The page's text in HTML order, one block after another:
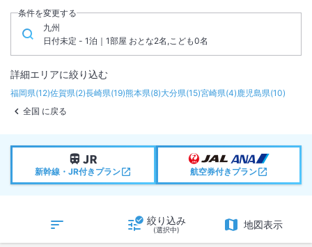
条件を変更する
九州
日付未定 - 1泊｜1部屋 おとな2名,こども0名
詳細エリアに絞り込む
福岡県(12)佐賀県(2)長崎県(19)熊本県(8)大分県(15)宮崎県(4)鹿児島県(10)
全国 に戻る
新幹線・JR付きプラン 航空券付きプラン
絞り込み
(選択中) 地図表示